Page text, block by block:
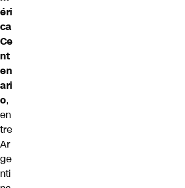
éri
ca
Ce
nt
en
ari
o,
en
tre
Ar
ge
nti